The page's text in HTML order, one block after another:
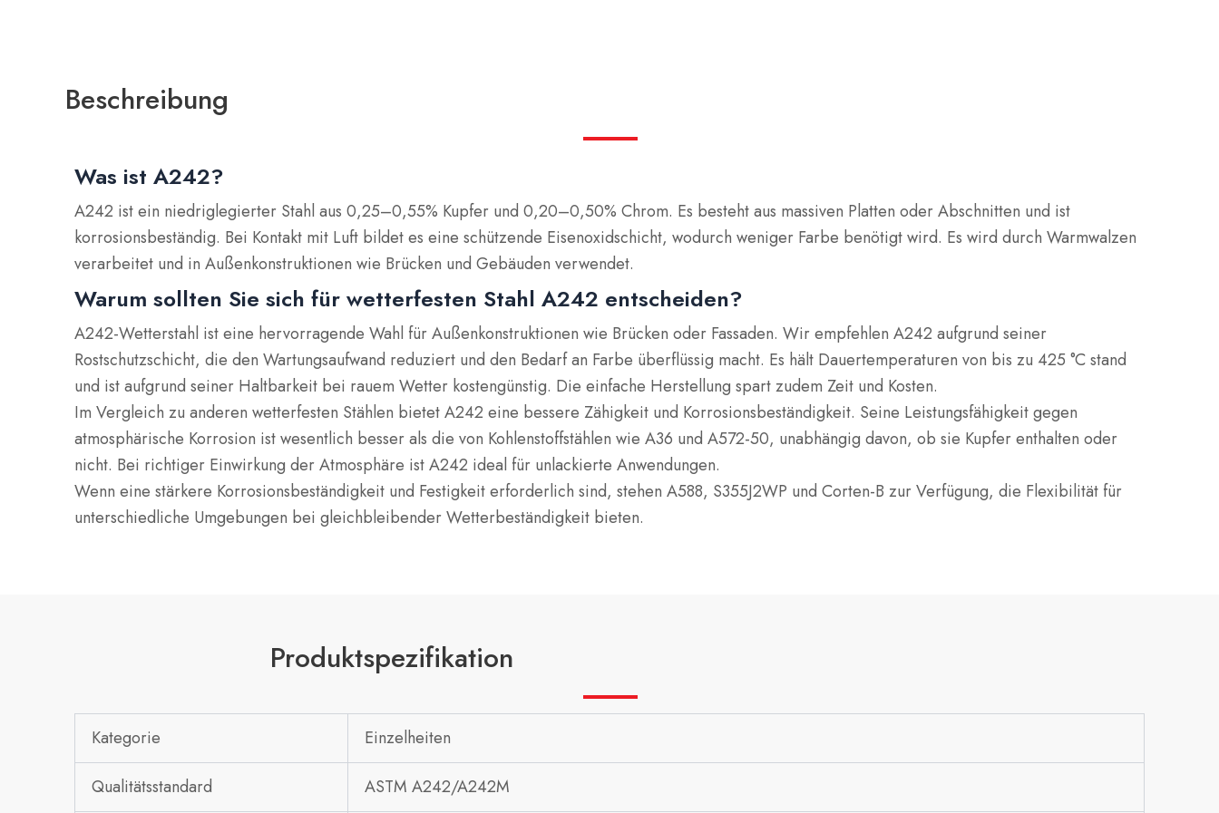
Beschreibung
Was ist A242?
A242 ist ein niedriglegierter Stahl aus 0,25–0,55% Kupfer und 0,20–0,50% Chrom. Es besteht aus massiven Platten oder Abschnitten und ist
korrosionsbeständig. Bei Kontakt mit Luft bildet es eine schützende Eisenoxidschicht, wodurch weniger Farbe benötigt wird. Es wird durch Warmwalzen
verarbeitet und in Außenkonstruktionen wie Brücken und Gebäuden verwendet.
Warum sollten Sie sich für wetterfesten Stahl A242 entscheiden?
A242-Wetterstahl ist eine hervorragende Wahl für Außenkonstruktionen wie Brücken oder Fassaden. Wir empfehlen A242 aufgrund seiner
Rostschutzschicht, die den Wartungsaufwand reduziert und den Bedarf an Farbe überflüssig macht. Es hält Dauertemperaturen von bis zu 425 °C stand
und ist aufgrund seiner Haltbarkeit bei rauem Wetter kostengünstig. Die einfache Herstellung spart zudem Zeit und Kosten.
Im Vergleich zu anderen wetterfesten Stählen bietet A242 eine bessere Zähigkeit und Korrosionsbeständigkeit. Seine Leistungsfähigkeit gegen
atmosphärische Korrosion ist wesentlich besser als die von Kohlenstoffstählen wie A36 und A572-50, unabhängig davon, ob sie Kupfer enthalten oder
nicht. Bei richtiger Einwirkung der Atmosphäre ist A242 ideal für unlackierte Anwendungen.
Wenn eine stärkere Korrosionsbeständigkeit und Festigkeit erforderlich sind, stehen A588, S355J2WP und Corten-B zur Verfügung, die Flexibilität für
unterschiedliche Umgebungen bei gleichbleibender Wetterbeständigkeit bieten.
Produktspezifikation
Kategorie Einzelheiten
Qualitätsstandard ASTM A242/A242M